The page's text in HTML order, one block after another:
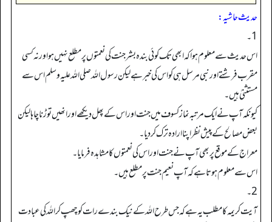
حدیث حاشیہ:
1۔
اس حدیث سے معلوم ہوا کہ ابھی تک کوئی بندہ بشرجنت کی نعمتوں پر مطلع نہیں ہو اور نہ کسی
مقرب فرشتے اور نبی مرسل ہی کو اس کی خبر ہے لیکن رسول اللہ صلی اللہ علیہ وسلم اس سے
مستثنیٰ ہیں۔
کیونکہ آپ نے ایک مرتبہ نماز کسوف میں جنت اور اس کے پھل دیکھے اور انھیں توڑنا چاہا لیکن
بعض مصالح کے پیش نظر اپنا ارادہ ترک کردیا۔
معراج کے موقع پر بھی آپ نے جنت اور اس کی نعمتوں کا مشاہدہ فرمایا۔
اس سے معلوم ہوتا ہے کہ آپ نعیم جنت پر مطلع ہیں۔
2۔
آیت کریمہ کا مطلب یہ ہے کہ جس طرح اللہ کے نیک بندے رات کو چھپ کر اللہ کی عبادت